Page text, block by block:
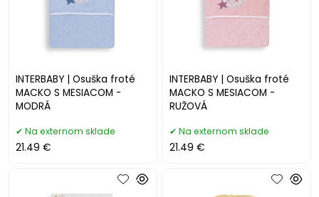
INTERBABY | Osuška froté
MACKO S MESIACOM -
MODRÁ
Na externom sklade
21.49 €
INTERBABY | Osuška froté
MACKO S MESIACOM -
RUŽOVÁ
Na externom sklade
21.49 €